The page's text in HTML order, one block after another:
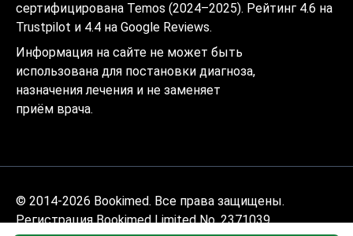
сертифицирована Temos (2024–2025). Рейтинг 4.6 на
Trustpilot и 4.4 на Google Reviews.
Информация на сайте не может быть
использована для постановки диагноза,
назначения лечения и не заменяет
приём врача.
© 2014-2026 Bookimed. Все права защищены.
Регистрация Bookimed Limited No. 2371039